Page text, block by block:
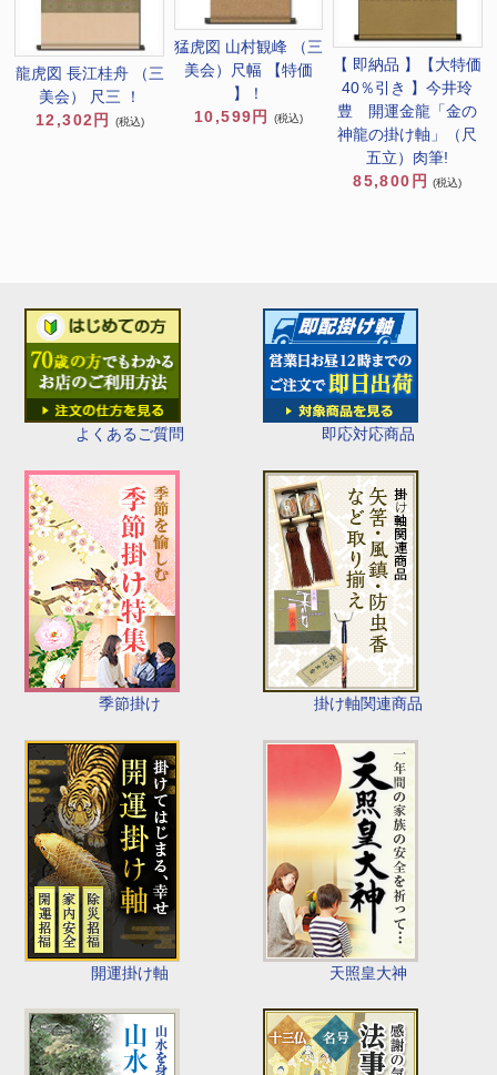
よくあるご質問 即応対応商品
季節掛け 掛け軸関連商品
開運掛け軸 天照皇大神
龍虎図 長江桂舟 （三
美会） 尺三 ！
12,302円
(税込)
猛虎図 山村観峰 （三
美会）尺幅 【特価
】！
10,599円
(税込)
【 即納品 】【大特価
40％引き 】今井玲
豊 開運金龍「金の
神龍の掛け軸」（尺
五立）肉筆!
85,800円
(税込)